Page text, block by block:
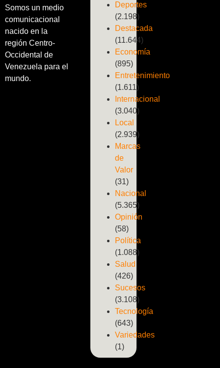
Somos un medio
comunicacional
nacido en la
región Centro-
Occidental de
Venezuela para el
mundo.
Deportes
(2.198)
Destacada
(11.644)
Economía
(895)
Entretenimiento
(1.611)
Internacional
(3.040)
Local
(2.939)
Marcas
de
Valor
(31)
Nacional
(5.365)
Opinión
(58)
Política
(1.088)
Salud
(426)
Sucesos
(3.108)
Tecnología
(643)
Variedades
(1)